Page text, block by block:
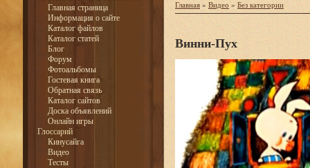
Главная страница
Информация о сайте
Каталог файлов
Каталог статей
Блог
Форум
Фотоальбомы
Гостевая книга
Обратная связь
Каталог сайтов
Доска объявлений
Онлайн игры
Глоссарий
Кинусайга
Видео
Тесты
Главная » Видео » Без категории
Винни-Пух